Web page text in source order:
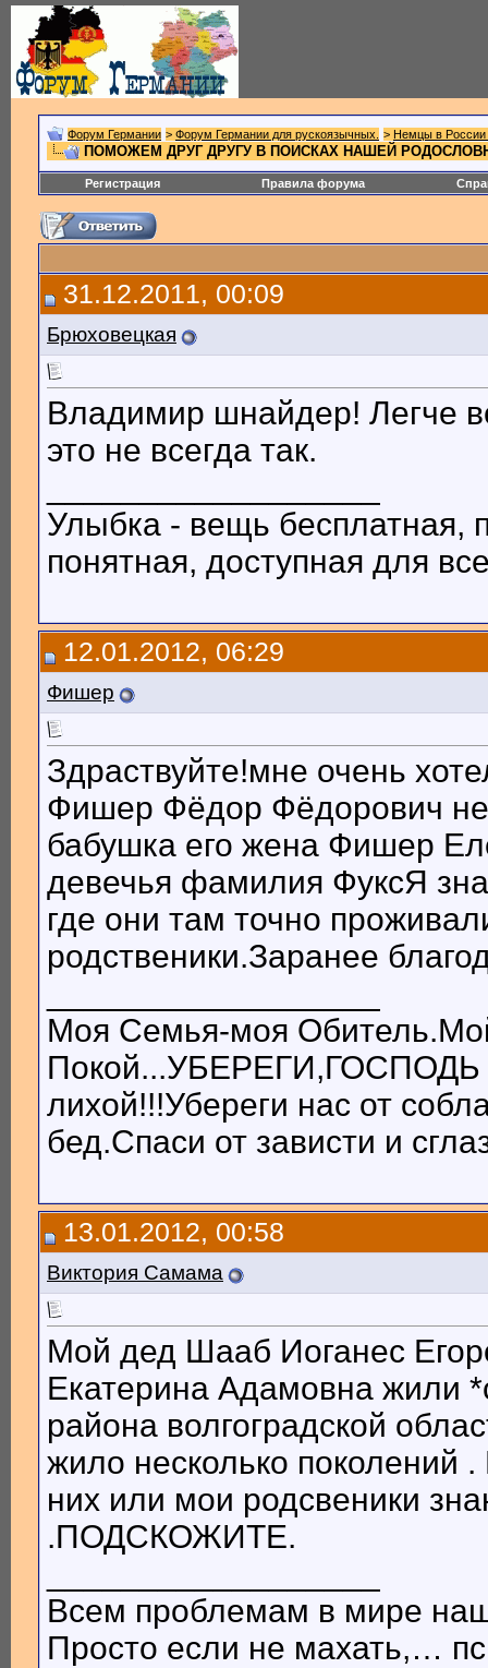
Форум Германии > Форум Германии для рускоязычных. > Немцы в России
ПОМОЖЕМ ДРУГ ДРУГУ В ПОИСКАХ НАШЕЙ
Регистрация Правила форума
31.12.2011, 00:09
Брюховецкая
Владимир шнайдер! Легче
это не всегда так.
Улыбка - вещь бесплатная,
понятная, доступная для
12.01.2012, 06:29
Фишер
Здраствуйте!мне очень
Фишер Фёдор Фёдорович
бабушка его жена Фишер
девечья фамилия ФуксЯ
где они там точно
родственики.Заранее
Моя Семья-моя
Покой...УБЕРЕГИ,ГОСПОДЬ
лихой!!!Убереги нас от
бед.Спаси от зависти и
13.01.2012, 00:58
Виктория Самама
Мой дед Шааб Иоганес
Екатерина Адамовна жили
района волгоградской
жило несколько поколений
них или мои родсвеники
.ПОДСКОЖИТЕ.
Всем проблемам в мире
Просто если не махать,…